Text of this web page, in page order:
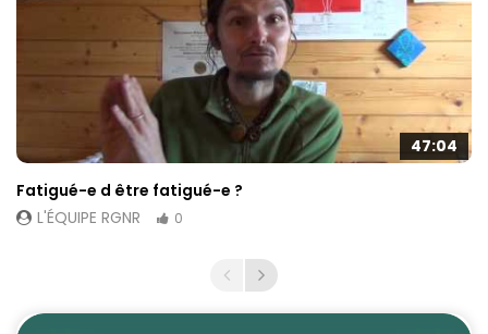
47:04
Fatigué-e d être fatigué-e ?
L'ÉQUIPE RGNR
0